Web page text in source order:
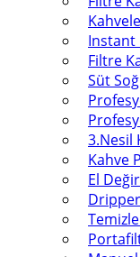
Instant
Filtre
Süt
3.Nesil
Kahve
El
Dripper